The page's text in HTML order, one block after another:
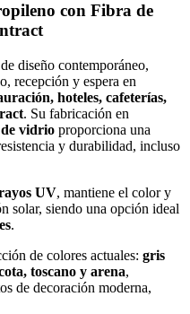
con Fibra de
diseño contemporáneo,
recepción y espera en
hoteles, cafeterías,
. Su fabricación en
vidrio proporciona una
y durabilidad, incluso
UV, mantiene el color y
solar, siendo una opción ideal
.
de colores actuales: gris
toscano y arena,
de decoración moderna,